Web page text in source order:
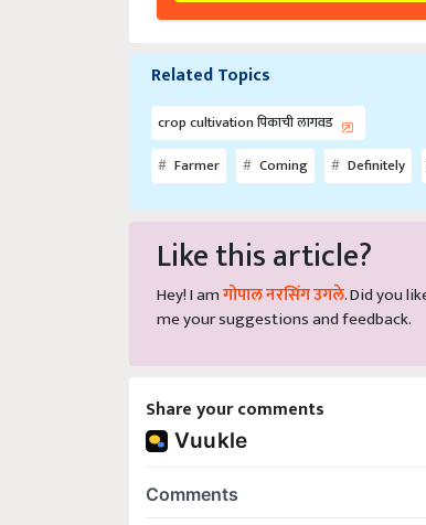
Related Topics
crop cultivation पिकाची लागवड
Farmer
Coming Definitely
Like this article?
Hey! I am गोपाल नरसिंग उगले . Did you
me your suggestions and feedback.
Share your comments